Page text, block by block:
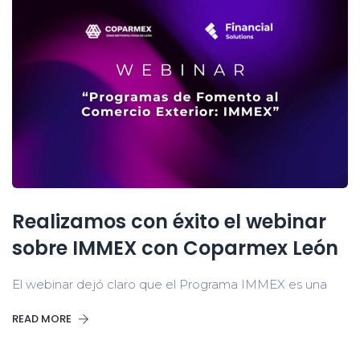
Realizamos con éxito el webinar
sobre IMMEX con Coparmex León
El webinar dejó claro que el Programa IMMEX es una
READ MORE